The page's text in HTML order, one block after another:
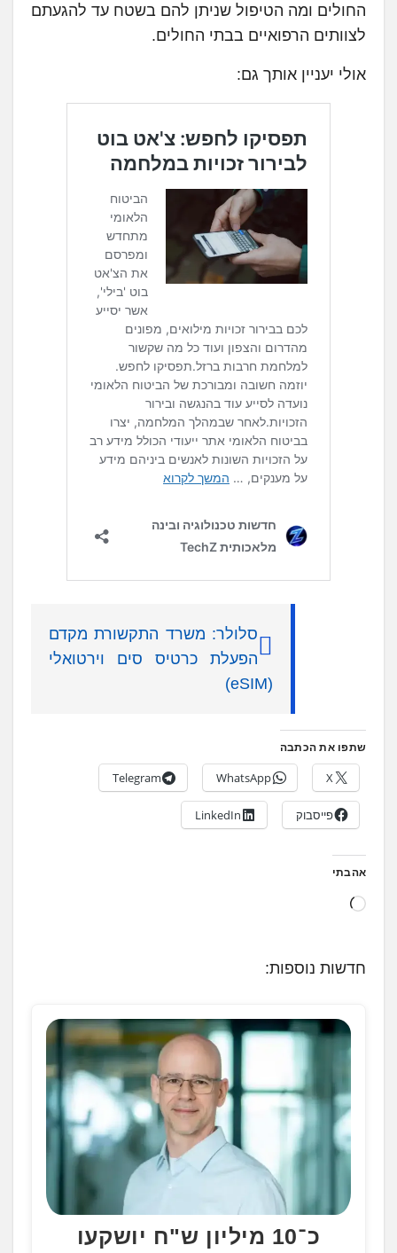
החולים ומה הטיפול שניתן להם בשטח עד להגעתם
לצוותים הרפואיים בבתי החולים.
אולי יעניין אותך גם:
סלולר: משרד התקשורת מקדם
הפעלת כרטיס סים וירטואלי
(eSIM)
שתפו את הכתבה
X
WhatsApp
Telegram
פייסבוק LinkedIn
אהבתי
ט
.
.
חדשות נוספות:
כ־10 מיליון ש"ח יושקעו